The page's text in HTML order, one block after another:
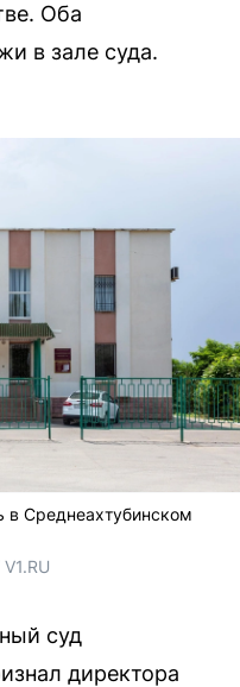
Оба
в зале суда.
в Среднеахтубинском
суд
директора